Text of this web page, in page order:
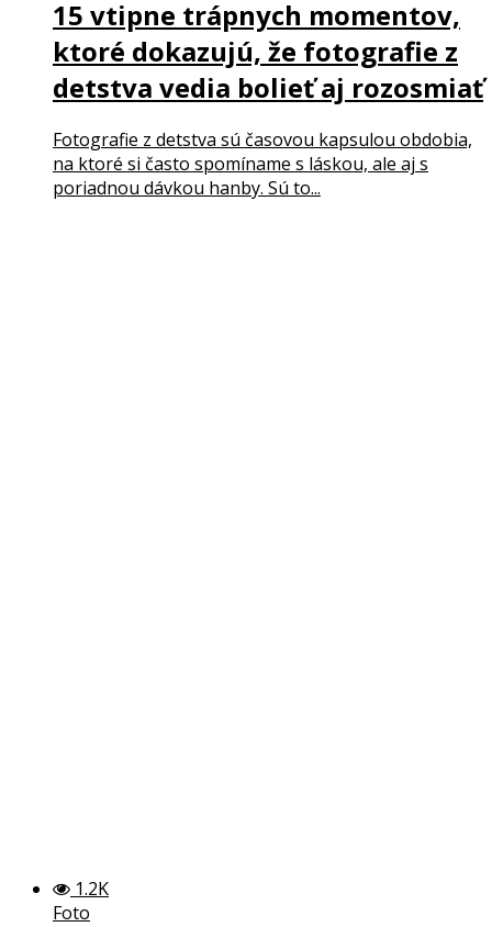
15 vtipne trápnych momentov,
ktoré dokazujú, že fotografie z
detstva vedia bolieť aj rozosmiať
Fotografie z detstva sú časovou kapsulou obdobia,
na ktoré si často spomíname s láskou, ale aj s
poriadnou dávkou hanby. Sú to...
1.2K
Foto